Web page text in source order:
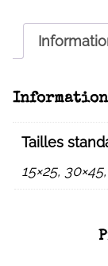
Tailles
15×25,